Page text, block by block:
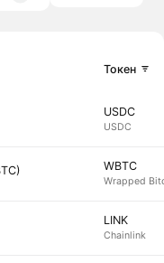
Токен
USDC
USDC
WBTC
Wrapped
LINK
Chainlink